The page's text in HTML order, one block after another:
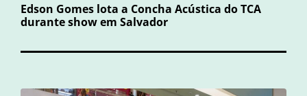
Edson Gomes lota a Concha Acústica do TCA
durante show em Salvador